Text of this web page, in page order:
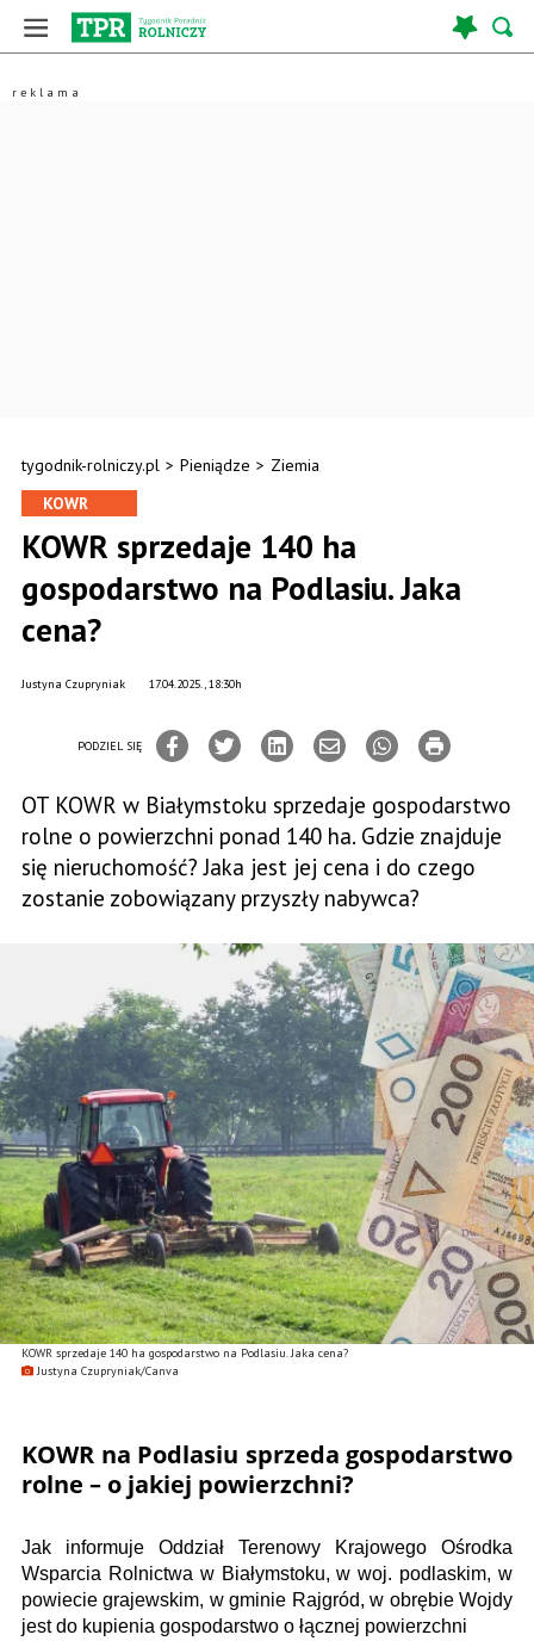
tygodnik-rolniczy.pl > Pieniądze > Ziemia
KOWR sprzedaje 140 ha gospodarstwo na Podlasiu. Jaka cena?
Justyna Czupryniak/Canva
KOWR
KOWR sprzedaje 140 ha
gospodarstwo na Podlasiu. Jaka
cena?
17.04.2025., 18:30h
Justyna Czupryniak
PODZIEL SIĘ
OT KOWR w Białymstoku sprzedaje gospodarstwo
rolne o powierzchni ponad 140 ha. Gdzie znajduje
się nieruchomość? Jaka jest jej cena i do czego
zostanie zobowiązany przyszły nabywca?
KOWR na Podlasiu sprzeda gospodarstwo
rolne – o jakiej powierzchni?
Jak informuje Oddział Terenowy Krajowego Ośrodka
Wsparcia Rolnictwa w Białymstoku, w woj. podlaskim, w
powiecie grajewskim, w gminie Rajgród, w obrębie Wojdy
jest do kupienia gospodarstwo o łącznej powierzchni